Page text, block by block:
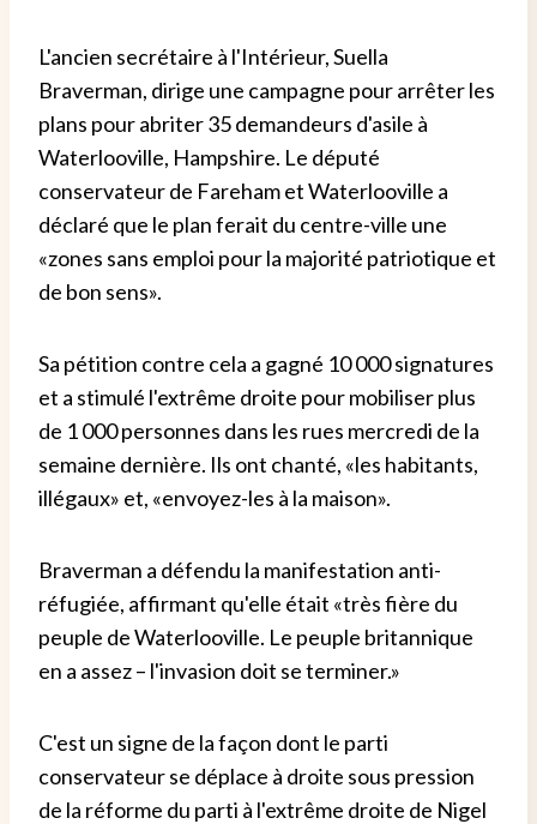
L'ancien secrétaire à l'Intérieur, Suella
Braverman, dirige une campagne pour arrêter les
plans pour abriter 35 demandeurs d'asile à
Waterlooville, Hampshire. Le député
conservateur de Fareham et Waterlooville a
déclaré que le plan ferait du centre-ville une
«zones sans emploi pour la majorité patriotique et
de bon sens».
Sa pétition contre cela a gagné 10 000 signatures
et a stimulé l'extrême droite pour mobiliser plus
de 1 000 personnes dans les rues mercredi de la
semaine dernière. Ils ont chanté, «les habitants,
illégaux» et, «envoyez-les à la maison».
Braverman a défendu la manifestation anti-
réfugiée, affirmant qu'elle était «très fière du
peuple de Waterlooville. Le peuple britannique
en a assez – l'invasion doit se terminer.»
C'est un signe de la façon dont le parti
conservateur se déplace à droite sous pression
de la réforme du parti à l'extrême droite de Nigel